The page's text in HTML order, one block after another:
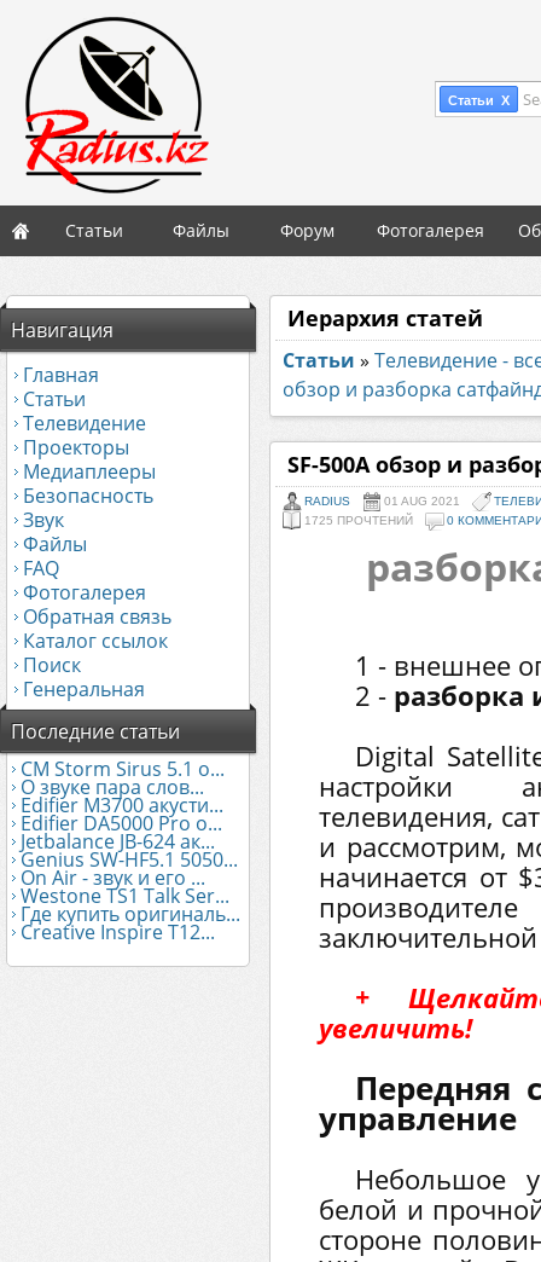
Статьи X
Статьи Файлы Форум Фотогалерея
Навигация
Главная
Статьи
Телевидение
Проекторы
Медиаплееры
Безопасность
Звук
Файлы
FAQ
Фотогалерея
Обратная связь
Каталог ссылок
Поиск
Генеральная
Последние статьи
CM Storm Sirus 5.1 о...
О звуке пара слов...
Edifier М3700 акусти...
Edifier DA5000 Pro о...
Jetbalance JB-624 ак...
Genius SW-HF5.1 5050...
On Air - звук и его ...
Westone TS1 Talk Ser...
Где купить оригиналь...
Creative Inspire T12...
Иерархия статей
Статьи » Телевидение -
обзор и разборка
SF-500A обзор и
RADIUS 01 AUG 2021
1725 ПРОЧТЕНИЙ
0
1 - внешнее
2 -
Digital
настройки
телевидения,
и рассмотрим,
начинается от
заключительной
+
увеличить!
Передняя
управление
Небольшое
белой и
стороне